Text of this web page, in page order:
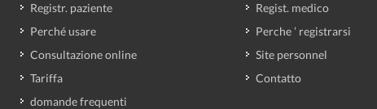
Registr. paziente
Perché usare
Consultazione online
Tariffa
domande frequenti
Regist. medico
Perche ’ registrarsi
Site personnel
Contatto